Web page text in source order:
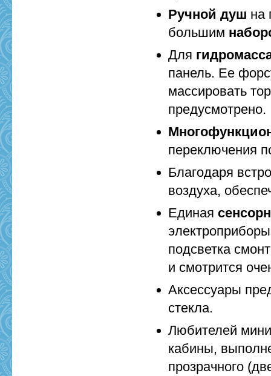
Ручной душ на
большим
Для
панель. Ее
массировать
предусмотрено.
переключения
Благодаря
воздуха,
Единая
подсветка
и смотрится
Аксессуары
стекла.
Любителей
кабины,
прозрачного